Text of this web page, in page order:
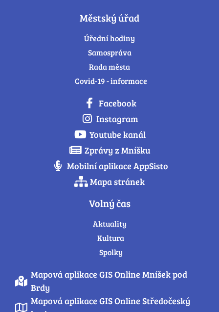
Městský úřad
Úřední hodiny
Samospráva
Rada města
Covid-19 - informace
Facebook
Instagram
Youtube kanál
Zprávy z Mníšku
Mobilní aplikace AppSisto
Mapa stránek
Volný čas
Aktuality
Kultura
Spolky
Mapová aplikace GIS Online Mníšek pod
Brdy
Mapová aplikace GIS Online Středočeský